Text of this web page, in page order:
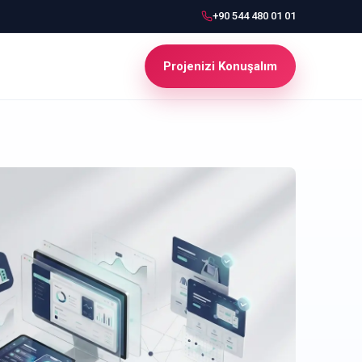
+90 544 480 01 01
Projenizi Konuşalım